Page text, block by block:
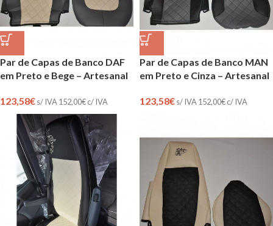
Par de Capas de Banco DAF
em Preto e Bege – Artesanal
123,58€s/ IVA 152,00€c/ IVA
Par de Capas de Banco MAN
em Preto e Cinza – Artesanal
123,58€s/ IVA 152,00€c/ IVA